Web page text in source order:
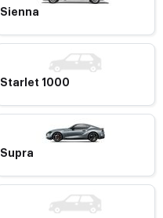
Sienna
Starlet 1000
Supra